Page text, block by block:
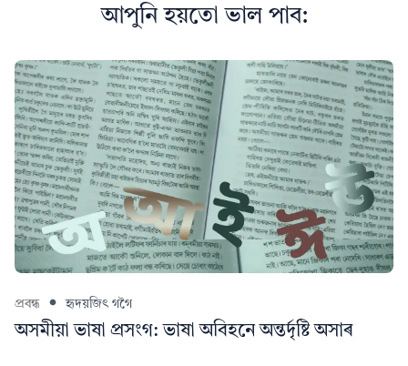
আপুনি হয়তো ভাল পাব:
প্ৰবন্ধ হৃদয়জিৎ গগৈ
অসমীয়া ভাষা প্ৰসংগ: ভাষা অবিহনে অন্তৰ্দৃষ্টি অসাৰ